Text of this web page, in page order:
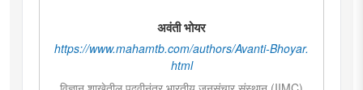
अवंती भोयर
https://www.mahamtb.com/authors/Avanti-Bhoyar.
html